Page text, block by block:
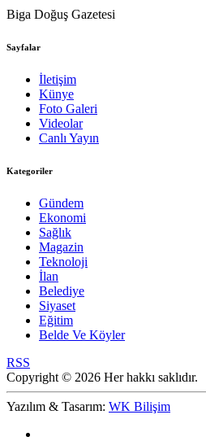
Biga Doğuş Gazetesi
Sayfalar
İletişim
Künye
Foto Galeri
Videolar
Canlı Yayın
Kategoriler
Gündem
Ekonomi
Sağlık
Magazin
Teknoloji
İlan
Belediye
Siyaset
Eğitim
Belde Ve Köyler
RSS
Copyright © 2026 Her hakkı saklıdır.
Yazılım & Tasarım: WK Bilişim